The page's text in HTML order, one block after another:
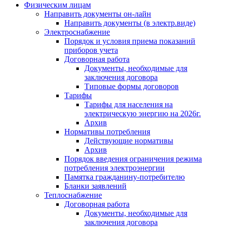
Физическим лицам
Направить документы он-лайн
Направить документы (в электр.виде)
Электроснабжение
Порядок и условия приема показаний
приборов учета
Договорная работа
Документы, необходимые для
заключения договора
Типовые формы договоров
Тарифы
Тарифы для населения на
электрическую энергию на 2026г.
Архив
Нормативы потребления
Действующие нормативы
Архив
Порядок введения ограничения режима
потребления электроэнергии
Памятка гражданину-потребителю
Бланки заявлений
Теплоснабжение
Договорная работа
Документы, необходимые для
заключения договора